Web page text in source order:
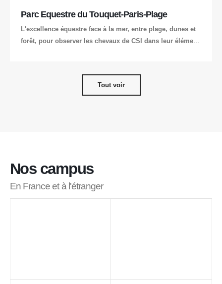
Parc Equestre du Touquet-Paris-Plage
L'excellence équestre face à la mer, entre plage, dunes et
forêt, pour observer les chevaux de CSI dans leur élément
Tout voir
Nos campus
En France et à l'étranger